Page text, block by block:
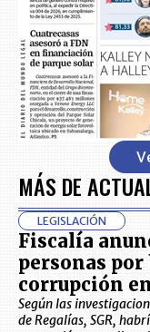
MÁS DE
LEGISLACIÓN
Fiscalía
personas
corrupción
Según las
de Regalías, SGR,